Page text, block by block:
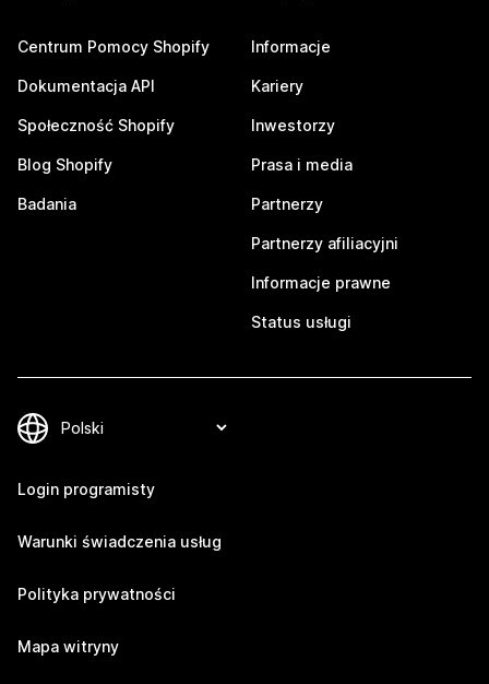
Centrum Pomocy Shopify
Dokumentacja API
Społeczność Shopify
Blog Shopify
Badania
Informacje
Kariery
Inwestorzy
Prasa i media
Partnerzy
Partnerzy afiliacyjni
Informacje prawne
Status usługi
Login programisty
Warunki świadczenia usług
Polityka prywatności
Mapa witryny